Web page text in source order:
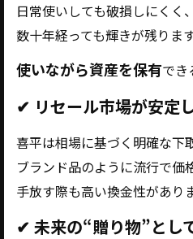
日常使いしても破損しにくく、
数十年経っても輝きが残ります
使いながら資産を保有でき
✔ リセール市場が安定
喜平は相場に基づく明確な下
ブランド品のように流行で価
手放す際も高い換金性があり
✔ 未来の“贈り物”とし